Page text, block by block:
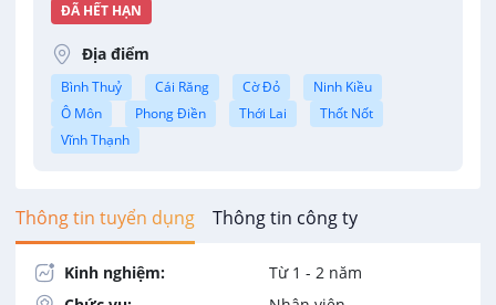
ĐÃ HẾT HẠN
Địa điểm
Bình Thuỷ Cái Răng Cờ Đỏ
Ninh Kiều
Ô Môn
Phong Điền Thới Lai
Thốt Nốt
Vĩnh Thạnh
Thông tin tuyển dụng Thông tin công ty
Kinh nghiệm:
Từ 1 - 2 năm